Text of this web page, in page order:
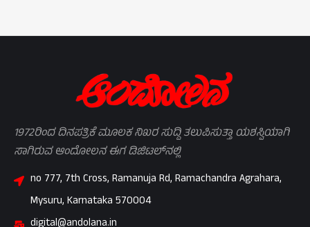
1972ರಿಂದ ದಿನಪತ್ರಿಕೆ ಮೂಲಕ ನಿಖರ ಸುದ್ದಿ ತಲುಪಿಸುತ್ತಾ ಯಶಸ್ವಿಯಾಗಿ
ಸಾಗಿರುವ ಆಂದೋಲನ ಈಗ ಡಿಜಿಟಲ್‌ನಲ್ಲಿ
no 777, 7th Cross, Ramanuja Rd, Ramachandra Agrahara,
Mysuru, Karnataka 570004